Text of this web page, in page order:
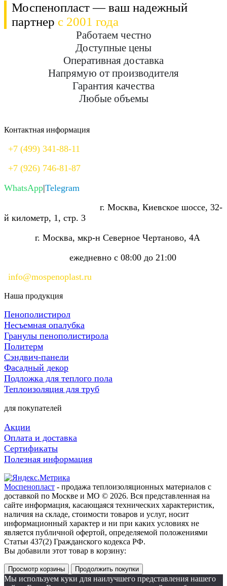
Моспенопласт — ваш надежный
партнер с 2001 года
Работаем честно
Доступные цены
Оперативная доставка
Напрямую от производителя
Гарантия качества
Любые объемы
Контактная информация
+7 (499) 341-88-11
+7 (926) 746-81-87
WhatsApp|Telegram
г. Москва, Киевское шоссе, 32-
й километр, 1, стр. 3
г. Москва, мкр-н Северное Чертаново, 4А
ежедневно с 08:00 до 21:00
info@mospenoplast.ru
Наша продукция
Пенополистирол
Несъемная опалубка
Гранулы пенополистирола
Политерм
Сэндвич-панели
Фасадный декор
Подложка для теплого пола
Теплоизоляция для труб
для покупателей
Акции
Оплата и доставка
Сертификаты
Полезная информация
Моспенопласт - продажа теплоизоляционных материалов с
доставкой по Москве и МО © 2026. Вся представленная на
сайте информация, касающаяся технических характеристик,
наличия на складе, стоимости товаров и услуг, носит
информационный характер и ни при каких условиях не
является публичной офертой, определяемой положениями
Статьи 437(2) Гражданского кодекса РФ.
Вы добавили этот товар в корзину:
Просмотр корзины Продолжить покупки
Мы используем куки для наилучшего представления нашего